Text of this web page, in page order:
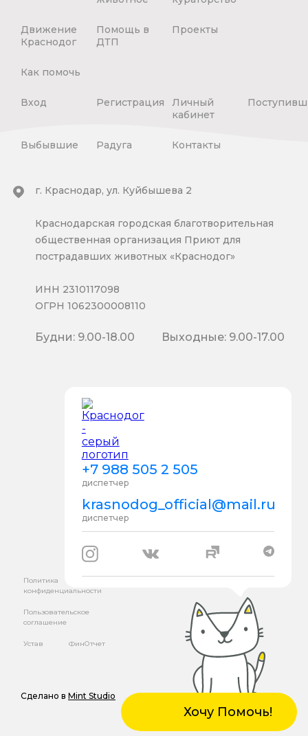
Хочу Помочь!
Движение
Краснодог
Помощь в
ДТП
Проекты
Как помочь
Вход Регистрация
Личный
кабинет
Выбывшие Радуга Контакты
+7 988 505 2 505
диспетчер
krasnodog_official@mail.ru
диспетчер
г. Краснодар, ул. Куйбышева 2
Краснодарская городская благотворительная
общественная организация Приют для
пострадавших животных «Краснодог»
ИНН 2310117098
ОГРН 1062300008110
Будни: 9.00-18.00 Выходные: 9.00-17.00
Политика
конфиденциальности
Пользовательское
соглашение
Устав ФинОтчет
Сделано в Mint Studio